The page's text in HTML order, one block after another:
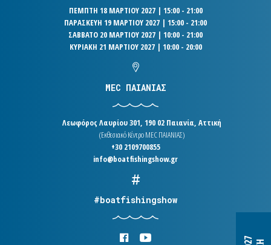
ΠΕΜΠΤΗ 18 ΜΑΡΤΙΟΥ 2027 | 15:00 - 21:00
ΠΑΡΑΣΚΕΥΗ 19 ΜΑΡΤΙΟΥ 2027 | 15:00 - 21:00
ΣΑΒΒΑΤΟ 20 ΜΑΡΤΙΟΥ 2027 | 10:00 - 21:00
ΚΥΡΙΑΚΗ 21 ΜΑΡΤΙΟΥ 2027 | 10:00 - 20:00
MEC ΠΑΙΑΝΙΑΣ
Λεωφόρος Λαυρίου 301, 190 02 Παιανία, Αττική
(Εκθεσιακό Κέντρο MEC ΠΑΙΑΝΙΑΣ)
+30 2109700855
info@boatfishingshow.gr
#boatfishingshow